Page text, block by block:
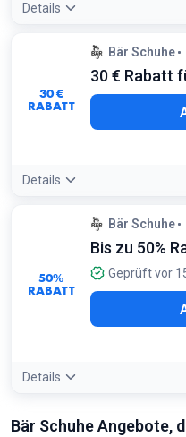
Details
Angebotsdetails:
Nach der
Wochen lang gültig – ideal
hochwertigen Barfußschuhe
Bedingungen:
Mindestbestellwert 100 €.
30 €
RABATT
Bär Schuhe
30 € Rabatt
Details
Angebotsdetails:
Beide
auch der geworbene Freund
für ihren nächsten Einkauf
Bedingungen:
Mindestbestellwert 100 €.
letzten 3 Jahren nicht bei
50%
RABATT
Bär Schuhe
Bis zu 50%
Geprüft vor
Details
Artikeln, um die höchsten
Bär Schuhe Angebote,